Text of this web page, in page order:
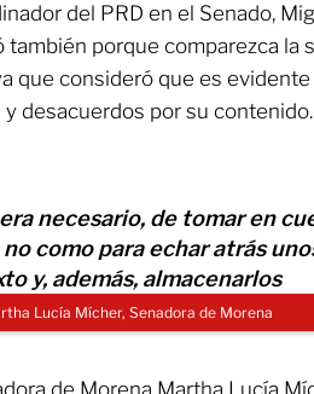
del PRD en el Senado,
también porque comparezca la
que consideró que es
desacuerdos por su contenido.
necesario, de tomar en
como para echar atrás
y, además, almacenarlos
Lucía Mícher, Senadora de Morena
de Morena Martha Lucía